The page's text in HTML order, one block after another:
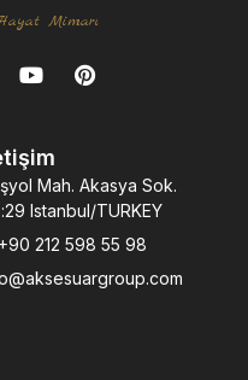
Mimarı
Y
u
b
e
P
r
e
s
t
Mah. Akasya Sok.
Istanbul/TURKEY
212 598 55 98